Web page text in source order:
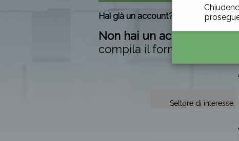
Hai già un account? Accedi al sito
Non hai un account e
compila il form
Settore di interesse.